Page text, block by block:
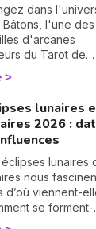
blanche. On
le climat de
pas comme les
🌱
dans
Bâtons, l'une
d'arcanes
du Tarot de
Associées à
Feu, ces
votre
projets et votre
Découvrez
complète
révèlent
tirage.
lunaires
2026 :
éclipses lunaires
nous
d’où viennent-
se forment-
? Définition,